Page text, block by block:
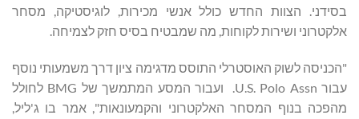
בסידני. הצוות החדש כולל אנשי מכירות, לוגיסטיקה, מסחר
אלקטרוני ושירות לקוחות, מה שמבטיח בסיס חזק לצמיחה.
"הכניסה לשוק האוסטרלי התוסס מדגימה ציון דרך משמעותי נוסף
עבור U.S. Polo Assn. ועבור המסע המתמשך של BMG לחולל
מהפכה בנוף המסחר האלקטרוני והקמעונאות", אמר בו ג'ליל,